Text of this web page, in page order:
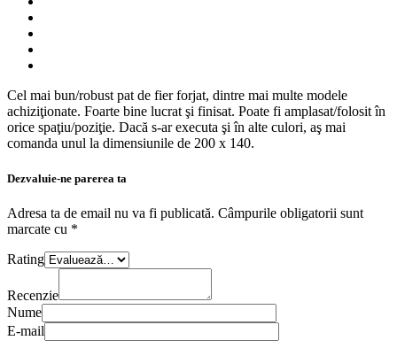
Cel mai bun/robust pat de fier forjat, dintre mai multe modele
achiziţionate. Foarte bine lucrat şi finisat. Poate fi amplasat/folosit în
orice spaţiu/poziţie. Dacă s-ar executa şi în alte culori, aş mai
comanda unul la dimensiunile de 200 x 140.
Dezvaluie-ne parerea ta
Adresa ta de email nu va fi publicată. Câmpurile obligatorii sunt
marcate cu *
Rating
Recenzie
Nume
E-mail